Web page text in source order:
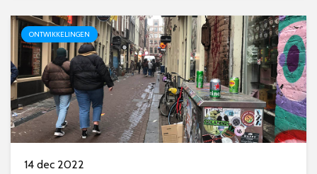
ONTWIKKELINGEN
14 dec 2022